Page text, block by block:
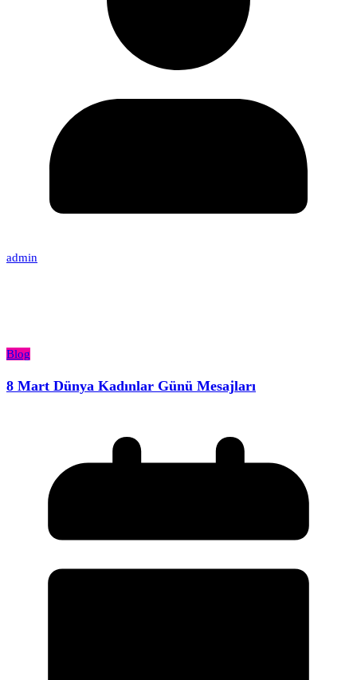
admin
Blog
8 Mart Dünya Kadınlar Günü Mesajları